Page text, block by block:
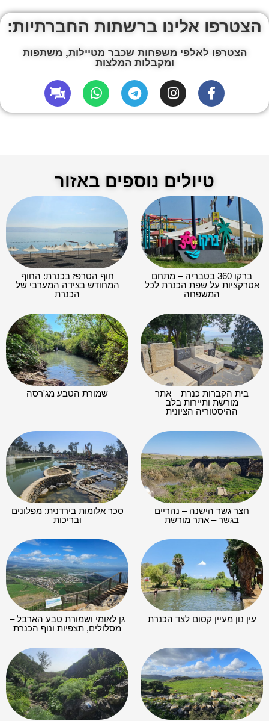
הצטרפו אלינו ברשתות החברתיות:
הצטרפו לאלפי משפחות שכבר מטיילות, משתפות
ומקבלות המלצות
טיולים נוספים באזור
ברקו 360 בטבריה – מתחם
אטרקציות על שפת הכנרת לכל
המשפחה
חוף הטרפז בכנרת: החוף
המחודש בצידה המערבי של
הכנרת
בית הקברות כנרת – אתר
מורשת ותיירות בלב
ההיסטוריה הציונית
שמורת הטבע מג'רסה
חצר גשר הישנה – נהריים
בגשר – אתר מורשת
סכר אלומות בירדנית: מפלונים
ובריכות
עין נון מעיין קסום לצד הכנרת
גן לאומי ושמורת טבע הארבל –
מסלולים, תצפיות ונוף הכנרת